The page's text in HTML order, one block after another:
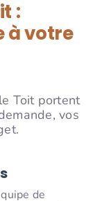
:
à votre
Toit portent
vos
de